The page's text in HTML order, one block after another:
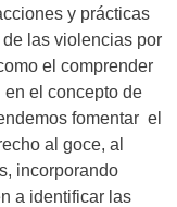
y prácticas
las violencias por
el comprender
en el concepto de
fomentar el
al goce, al
incorporando
a identificar las